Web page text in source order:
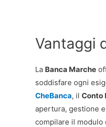
Vantaggi
La Banca Marche
soddisfare ogni
CheBanca, il Conto
apertura, gestione
compilare il modulo